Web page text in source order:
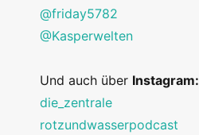
@friday5782
@Kasperwelten
Und auch über Instagram:
die_zentrale
rotzundwasserpodcast